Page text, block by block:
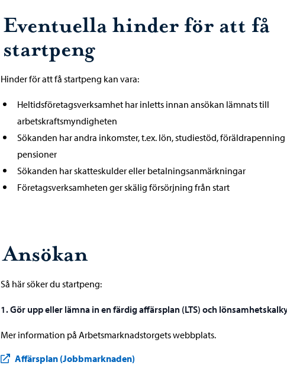
Eventuella hinder för att få
startpeng
Hinder för att få startpeng kan vara:
Heltidsföretagsverksamhet har inletts innan ansökan lämnats till
arbetskraftsmyndigheten
Sökanden har andra inkomster, t.ex. lön, studiestöd,
pensioner
Sökanden har skatteskulder eller betalningsanmärkningar
Företagsverksamheten ger skälig försörjning från start
Ansökan
Så här söker du startpeng:
1. Gör upp eller lämna in en färdig affärsplan (LTS) och
Mer information på Arbetsmarknadstorgets webbplats.
Affärsplan (Jobbmarknaden)